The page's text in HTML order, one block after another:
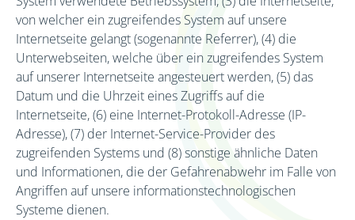
von welcher ein zugreifendes System auf unsere
Internetseite gelangt (sogenannte Referrer), (4) die
Unterwebseiten, welche über ein zugreifendes System
auf unserer Internetseite angesteuert werden, (5) das
Datum und die Uhrzeit eines Zugriffs auf die
Internetseite, (6) eine Internet-Protokoll-Adresse (IP-
Adresse), (7) der Internet-Service-Provider des
zugreifenden Systems und (8) sonstige ähnliche Daten
und Informationen, die der Gefahrenabwehr im Falle von
Angriffen auf unsere informationstechnologischen
Systeme dienen.